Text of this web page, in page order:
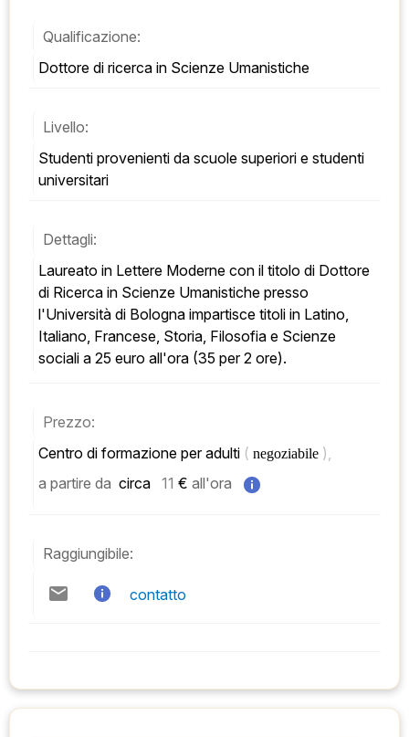
Qualificazione:
Dottore di ricerca in Scienze Umanistiche
Livello:
Studenti provenienti da scuole superiori e studenti
universitari
Dettagli:
Laureato in Lettere Moderne con il titolo di Dottore
di Ricerca in Scienze Umanistiche presso
l'Università di Bologna impartisce titoli in Latino,
Italiano, Francese, Storia, Filosofia e Scienze
sociali a 25 euro all'ora (35 per 2 ore).
Prezzo:
Centro di formazione per adulti ( negoziabile ),
a partire da circa 11 € all'ora
Raggiungibile:
contatto